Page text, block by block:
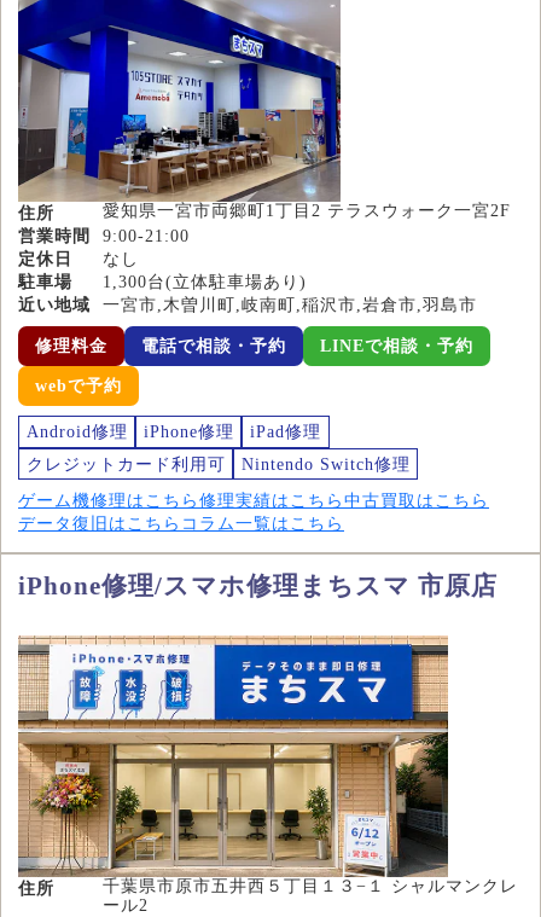
住所
愛知県一宮市両郷町1丁目2 テラスウォーク一宮2F
営業時間
9:00-21:00
定休日
なし
駐車場
1,300台(立体駐車場あり)
近い地域
一宮市,木曽川町,岐南町,稲沢市,岩倉市,羽島市
修理料金 電話で相談・予約 LINEで相談・予約
webで予約
Android修理 iPhone修理
iPad修理
クレジットカード利用可
Nintendo Switch修理
ゲーム機修理はこちら 修理実績はこちら 中古買取はこちら
データ復旧はこちら コラム一覧はこちら
iPhone修理/スマホ修理まちスマ 市原店
住所
千葉県市原市五井西５丁目１３−１ シャルマンクレ
ール2